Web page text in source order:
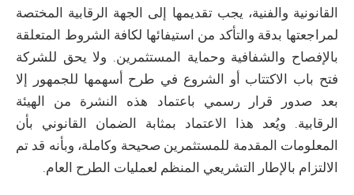
القانونية والفنية، يجب تقديمها إلى الجهة الرقابية المختصة
لمراجعتها بدقة والتأكد من استيفائها لكافة الشروط المتعلقة
بالإفصاح والشفافية وحماية المستثمرين. ولا يحق للشركة
فتح باب الاكتتاب أو الشروع في طرح أسهمها للجمهور إلا
بعد صدور قرار رسمي باعتماد هذه النشرة من الهيئة
الرقابية. ويُعد هذا الاعتماد بمثابة الضمان القانوني بأن
المعلومات المقدمة للمستثمرين صحيحة وكاملة، وبأنه قد تم
الالتزام بالإطار التشريعي المنظم لعمليات الطرح العام.